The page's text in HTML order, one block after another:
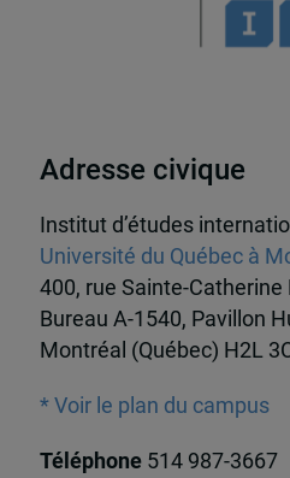
Adresse civique
Institut d’études
Université du Québec à
400, rue Sainte-Catherine
Bureau A-1540, Pavillon
Montréal (Québec) H2L
* Voir le plan du campus
Téléphone 514 987-3667